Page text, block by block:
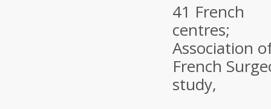
41 French
centres;
Association
French
study,